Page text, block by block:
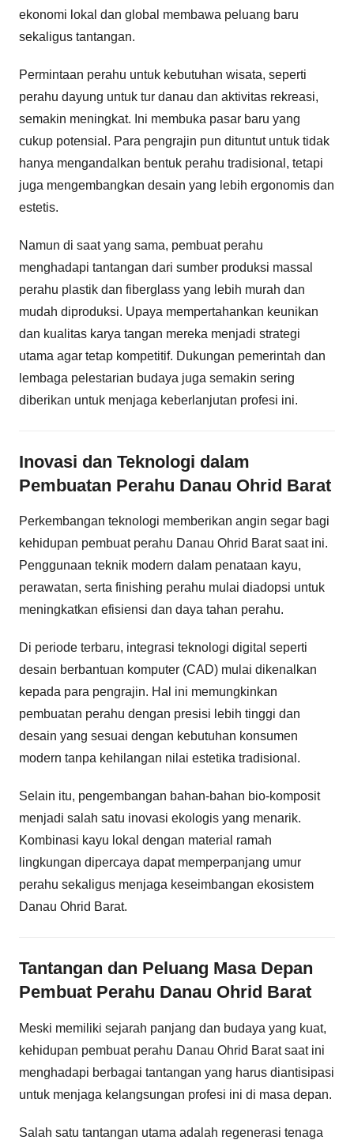
ekonomi lokal dan global membawa peluang baru
sekaligus tantangan.
Permintaan perahu untuk kebutuhan wisata, seperti
perahu dayung untuk tur danau dan aktivitas rekreasi,
semakin meningkat. Ini membuka pasar baru yang
cukup potensial. Para pengrajin pun dituntut untuk tidak
hanya mengandalkan bentuk perahu tradisional, tetapi
juga mengembangkan desain yang lebih ergonomis dan
estetis.
Namun di saat yang sama, pembuat perahu
menghadapi tantangan dari sumber produksi massal
perahu plastik dan fiberglass yang lebih murah dan
mudah diproduksi. Upaya mempertahankan keunikan
dan kualitas karya tangan mereka menjadi strategi
utama agar tetap kompetitif. Dukungan pemerintah dan
lembaga pelestarian budaya juga semakin sering
diberikan untuk menjaga keberlanjutan profesi ini.
Inovasi dan Teknologi dalam
Pembuatan Perahu Danau Ohrid Barat
Perkembangan teknologi memberikan angin segar bagi
kehidupan pembuat perahu Danau Ohrid Barat saat ini.
Penggunaan teknik modern dalam penataan kayu,
perawatan, serta finishing perahu mulai diadopsi untuk
meningkatkan efisiensi dan daya tahan perahu.
Di periode terbaru, integrasi teknologi digital seperti
desain berbantuan komputer (CAD) mulai dikenalkan
kepada para pengrajin. Hal ini memungkinkan
pembuatan perahu dengan presisi lebih tinggi dan
desain yang sesuai dengan kebutuhan konsumen
modern tanpa kehilangan nilai estetika tradisional.
Selain itu, pengembangan bahan-bahan bio-komposit
menjadi salah satu inovasi ekologis yang menarik.
Kombinasi kayu lokal dengan material ramah
lingkungan dipercaya dapat memperpanjang umur
perahu sekaligus menjaga keseimbangan ekosistem
Danau Ohrid Barat.
Tantangan dan Peluang Masa Depan
Pembuat Perahu Danau Ohrid Barat
Meski memiliki sejarah panjang dan budaya yang kuat,
kehidupan pembuat perahu Danau Ohrid Barat saat ini
menghadapi berbagai tantangan yang harus diantisipasi
untuk menjaga kelangsungan profesi ini di masa depan.
Salah satu tantangan utama adalah regenerasi tenaga